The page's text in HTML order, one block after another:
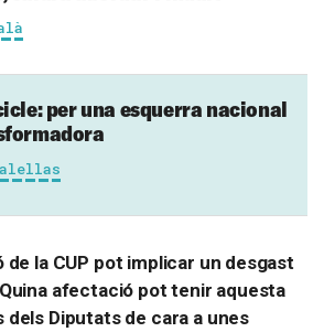
per una esquerra nacional
de la CUP pot implicar un desgast
afectació pot tenir aquesta
dels Diputats de cara a unes